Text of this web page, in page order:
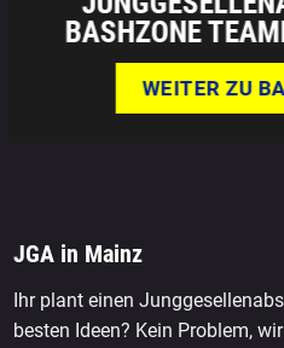
BASHZONE
WEITER ZU
JGA in Mainz
Ihr plant einen
besten Ideen? Kein Problem,